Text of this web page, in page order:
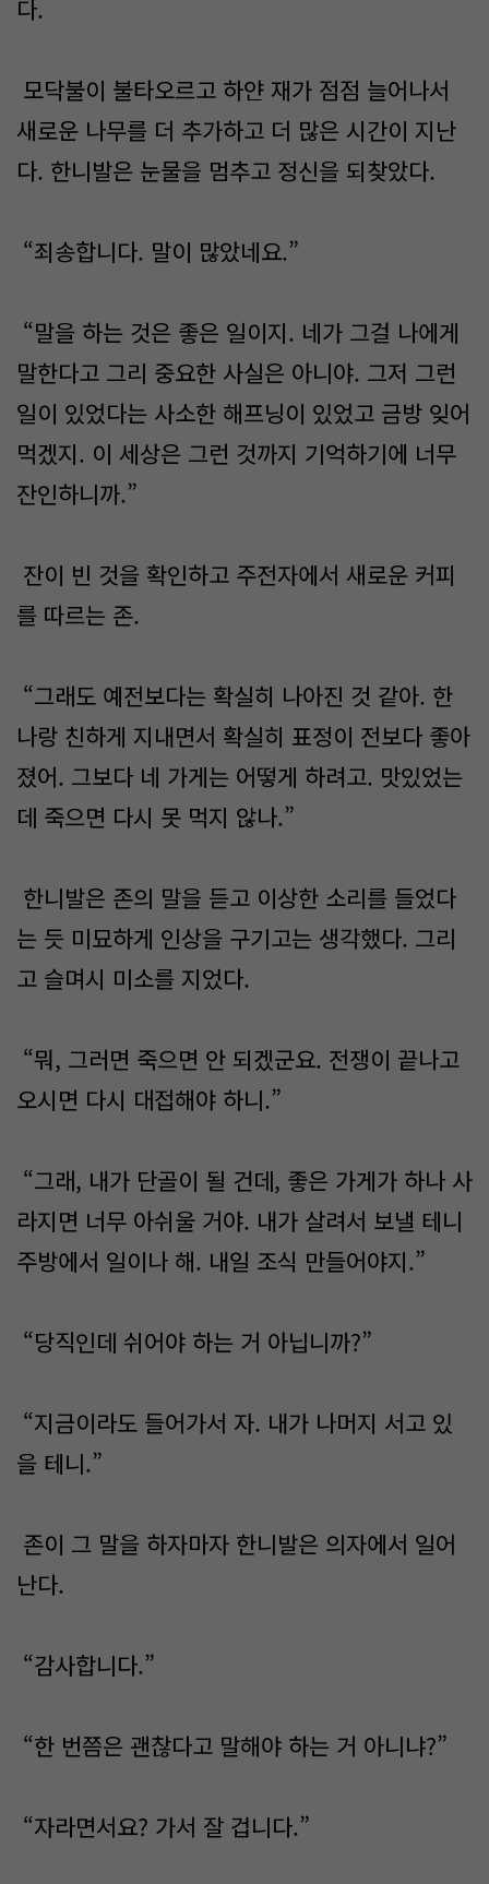
다.
모닥불이 불타오르고 하얀 재가 점점 늘어나서
새로운 나무를 더 추가하고 더 많은 시간이 지난
다. 한니발은 눈물을 멈추고 정신을 되찾았다.
“죄송합니다. 말이 많았네요.”
“말을 하는 것은 좋은 일이지. 네가 그걸 나에게
말한다고 그리 중요한 사실은 아니야. 그저 그런
일이 있었다는 사소한 해프닝이 있었고 금방 잊어
먹겠지. 이 세상은 그런 것까지 기억하기에 너무
잔인하니까.”
잔이 빈 것을 확인하고 주전자에서 새로운 커피
를 따르는 존.
“그래도 예전보다는 확실히 나아진 것 같아. 한
나랑 친하게 지내면서 확실히 표정이 전보다 좋아
졌어. 그보다 네 가게는 어떻게 하려고. 맛있었는
데 죽으면 다시 못 먹지 않나.”
한니발은 존의 말을 듣고 이상한 소리를 들었다
는 듯 미묘하게 인상을 구기고는 생각했다. 그리
고 슬며시 미소를 지었다.
“뭐, 그러면 죽으면 안 되겠군요. 전쟁이 끝나고
오시면 다시 대접해야 하니.”
“그래, 내가 단골이 될 건데, 좋은 가게가 하나 사
라지면 너무 아쉬울 거야. 내가 살려서 보낼 테니
주방에서 일이나 해. 내일 조식 만들어야지.”
“당직인데 쉬어야 하는 거 아닙니까?”
“지금이라도 들어가서 자. 내가 나머지 서고 있
을 테니.”
존이 그 말을 하자마자 한니발은 의자에서 일어
난다.
“감사합니다.”
“한 번쯤은 괜찮다고 말해야 하는 거 아니냐?”
“자라면서요? 가서 잘 겁니다.”